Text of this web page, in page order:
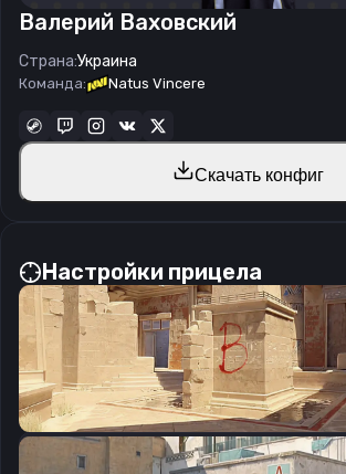
Валерий Ваховский
Страна:Украина
Команда: Natus Vincere
Скачать конфиг
Настройки прицела
CSGO-mEr3O-qc3qm-Py58r-YjQpR-